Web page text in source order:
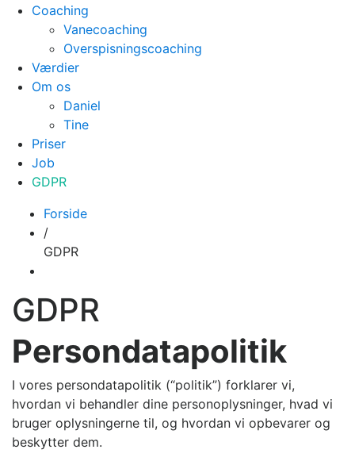
Coaching
Vanecoaching
Overspisningscoaching
Værdier
Om os
Daniel
Tine
Priser
Job
GDPR
Forside
/
GDPR
GDPR
Persondatapolitik
I vores persondatapolitik (“politik”) forklarer vi,
hvordan vi behandler dine personoplysninger, hvad vi
bruger oplysningerne til, og hvordan vi opbevarer og
beskytter dem.